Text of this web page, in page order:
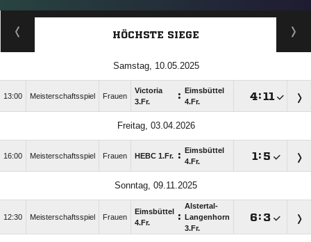
HÖCHSTE SIEGE
Samstag, 10.05.2025
13:00 Meisterschaftsspiel Frauen
Victoria
3.Fr.
:
Eimsbüttel
4.Fr.
:
Freitag, 03.04.2026
16:00 Meisterschaftsspiel Frauen HEBC 1.Fr. :
Eimsbüttel
4.Fr.
: 
Sonntag, 09.11.2025
12:30 Meisterschaftsspiel Frauen
Eimsbüttel
4.Fr.
:
Alstertal-
Langenhorn
3.Fr.
: 